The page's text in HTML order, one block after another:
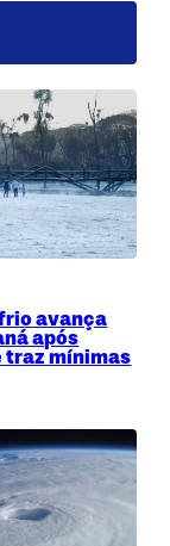
avança
após
traz mínimas